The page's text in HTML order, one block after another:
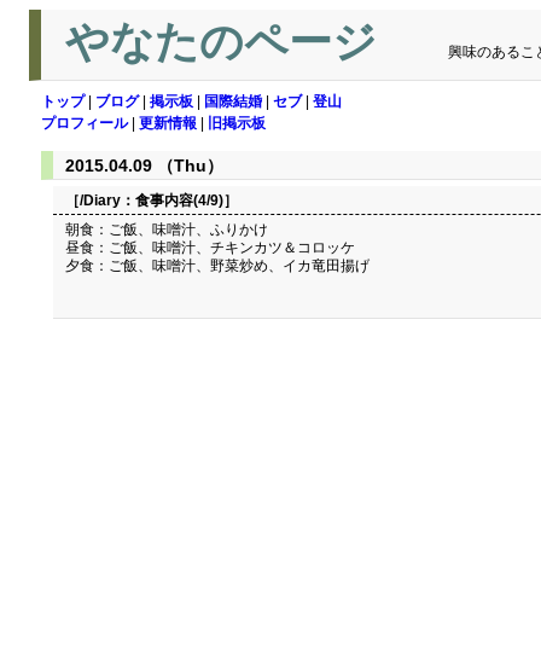
やなたのページ 興味のあるこ
トップ| ブログ| 掲示板 国際結婚 セブ| 登山
プロフィール| 更新情報 旧掲示板
2015.04.09 （Thu）
［/Diary： 食事内容(4/9)］
朝食：ご飯、味噌汁、ふりかけ
昼食：ご飯、味噌汁、チキンカツ＆コロッケ
夕食：ご飯、味噌汁、野菜炒め、イカ竜田揚げ